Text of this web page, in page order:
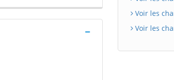
Voir les
Voir les